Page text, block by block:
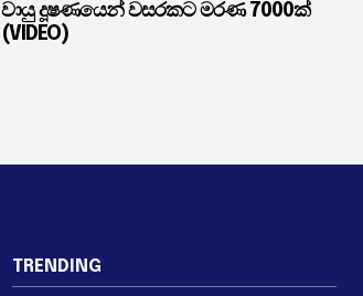
වායු දූෂණයෙන් වසරකට මරණ 7000ක්
(VIDEO)
TRENDING